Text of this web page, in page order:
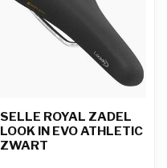
SELLE ROYAL ZADEL
LOOK IN EVO ATHLETIC
ZWART